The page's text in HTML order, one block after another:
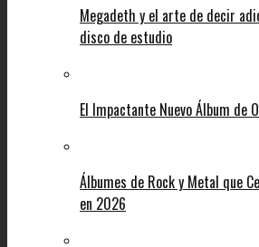
Megadeth y el arte de decir
disco de estudio
El Impactante Nuevo Álbum de
Álbumes de Rock y Metal que
en 2026